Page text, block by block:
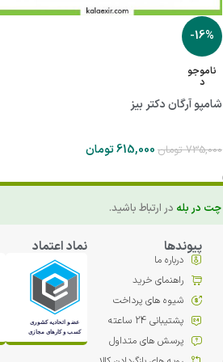
-16%
ناموجو
د
شامپو آرگان دکتر بیز
735,000 تومان 615,000تومان
چت در بله در ارتباط باشید.
پیوندها
درباره ما
راهنمای خرید
شیوه های پرداخت
پشتیبانی 24 ساعته
پرسش های متداول
نماد اعتماد